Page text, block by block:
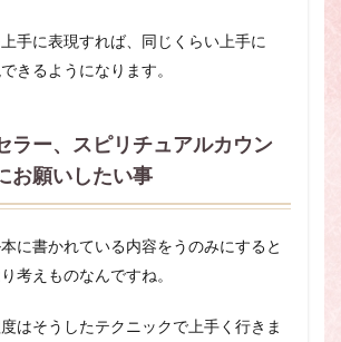
手に表現すれば、同じくらい上手に
きるようになります。
ラー、スピリチュアルカウン
お願いしたい事
に書かれている内容をうのみにすると
考えものなんですね。
はそうしたテクニックで上手く行きま